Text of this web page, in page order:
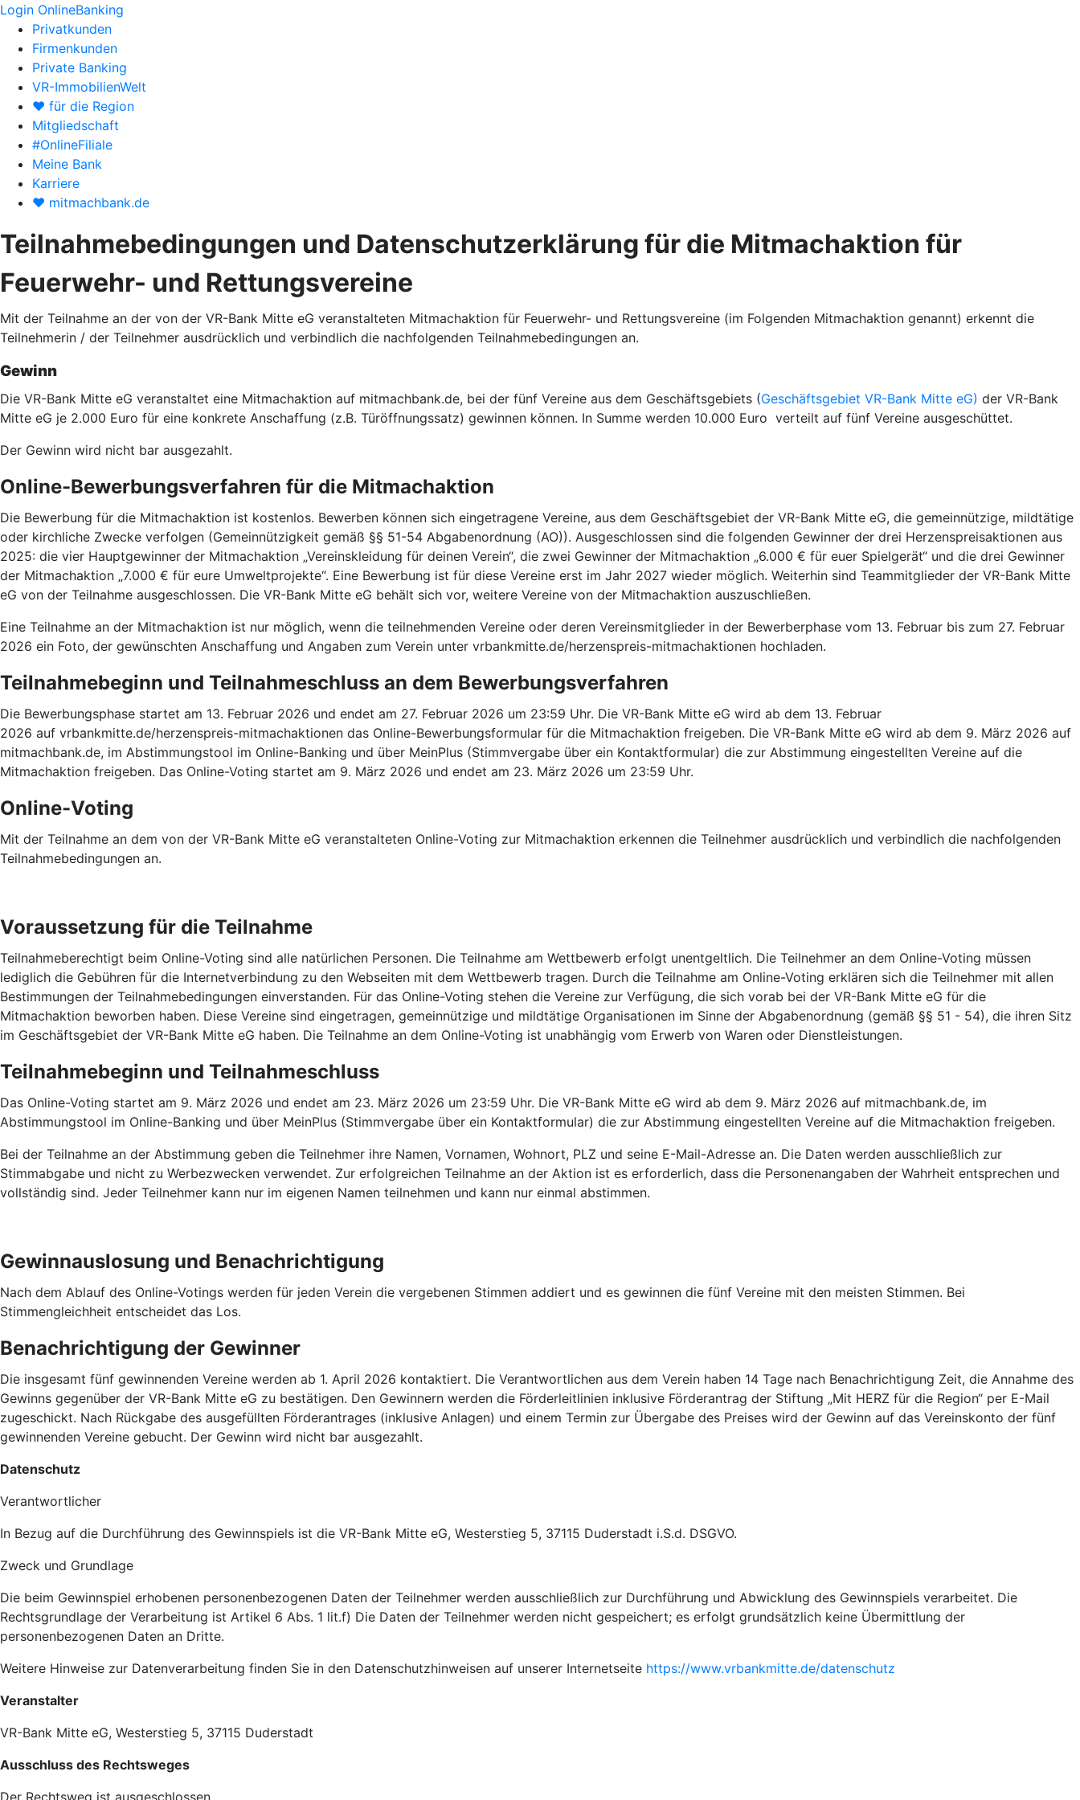
Login OnlineBanking
Privatkunden
Firmenkunden
Private Banking
VR-ImmobilienWelt
♥ für die Region
Mitgliedschaft
#OnlineFiliale
Meine Bank
Karriere
♥ mitmachbank.de
Teilnahmebedingungen und Datenschutzerklärung für die Mitmachaktion für
Feuerwehr- und Rettungsvereine
Mit der Teilnahme an der von der VR-Bank Mitte eG veranstalteten Mitmachaktion für Feuerwehr- und Rettungsvereine (im Folgenden Mitmachaktion genannt) erkennt die
Teilnehmerin / der Teilnehmer ausdrücklich und verbindlich die nachfolgenden Teilnahmebedingungen an.
Gewinn
Die VR-Bank Mitte eG veranstaltet eine Mitmachaktion auf mitmachbank.de, bei der fünf Vereine aus dem Geschäftsgebiets (Geschäftsgebiet VR-Bank Mitte eG) der VR-Bank
Mitte eG je 2.000 Euro für eine konkrete Anschaffung (z.B. Türöffnungssatz) gewinnen können. In Summe werden 10.000 Euro verteilt auf fünf Vereine ausgeschüttet.
Der Gewinn wird nicht bar ausgezahlt.
Online-Bewerbungsverfahren für die Mitmachaktion
Die Bewerbung für die Mitmachaktion ist kostenlos. Bewerben können sich eingetragene Vereine, aus dem Geschäftsgebiet der VR-Bank Mitte eG, die gemeinnützige, mildtätige
oder kirchliche Zwecke verfolgen (Gemeinnützigkeit gemäß §§ 51-54 Abgabenordnung (AO)). Ausgeschlossen sind die folgenden Gewinner der drei Herzenspreisaktionen aus
2025: die vier Hauptgewinner der Mitmachaktion „Vereinskleidung für deinen Verein“, die zwei Gewinner der Mitmachaktion „6.000 € für euer Spielgerät“ und die drei Gewinner
der Mitmachaktion „7.000 € für eure Umweltprojekte“. Eine Bewerbung ist für diese Vereine erst im Jahr 2027 wieder möglich. Weiterhin sind Teammitglieder der VR-Bank Mitte
eG von der Teilnahme ausgeschlossen. Die VR-Bank Mitte eG behält sich vor, weitere Vereine von der Mitmachaktion auszuschließen.
Eine Teilnahme an der Mitmachaktion ist nur möglich, wenn die teilnehmenden Vereine oder deren Vereinsmitglieder in der Bewerberphase vom 13. Februar bis zum 27. Februar
2026 ein Foto, der gewünschten Anschaffung und Angaben zum Verein unter vrbankmitte.de/herzenspreis-mitmachaktionen hochladen.
Teilnahmebeginn und Teilnahmeschluss an dem Bewerbungsverfahren
Die Bewerbungsphase startet am 13. Februar 2026 und endet am 27. Februar 2026 um 23:59 Uhr. Die VR-Bank Mitte eG wird ab dem 13. Februar
2026 auf vrbankmitte.de/herzenspreis-mitmachaktionen das Online-Bewerbungsformular für die Mitmachaktion freigeben. Die VR-Bank Mitte eG wird ab dem 9. März 2026 auf
mitmachbank.de, im Abstimmungstool im Online-Banking und über MeinPlus (Stimmvergabe über ein Kontaktformular) die zur Abstimmung eingestellten Vereine auf die
Mitmachaktion freigeben. Das Online-Voting startet am 9. März 2026 und endet am 23. März 2026 um 23:59 Uhr.
Online-Voting
Mit der Teilnahme an dem von der VR-Bank Mitte eG veranstalteten Online-Voting zur Mitmachaktion erkennen die Teilnehmer ausdrücklich und verbindlich die nachfolgenden
Teilnahmebedingungen an.
Voraussetzung für die Teilnahme
Teilnahmeberechtigt beim Online-Voting sind alle natürlichen Personen. Die Teilnahme am Wettbewerb erfolgt unentgeltlich. Die Teilnehmer an dem Online-Voting müssen
lediglich die Gebühren für die Internetverbindung zu den Webseiten mit dem Wettbewerb tragen. Durch die Teilnahme am Online-Voting erklären sich die Teilnehmer mit allen
Bestimmungen der Teilnahmebedingungen einverstanden. Für das Online-Voting stehen die Vereine zur Verfügung, die sich vorab bei der VR-Bank Mitte eG für die
Mitmachaktion beworben haben. Diese Vereine sind eingetragen, gemeinnützige und mildtätige Organisationen im Sinne der Abgabenordnung (gemäß §§ 51 - 54), die ihren Sitz
im Geschäftsgebiet der VR-Bank Mitte eG haben. Die Teilnahme an dem Online-Voting ist unabhängig vom Erwerb von Waren oder Dienstleistungen.
Teilnahmebeginn und Teilnahmeschluss
Das Online-Voting startet am 9. März 2026 und endet am 23. März 2026 um 23:59 Uhr. Die VR-Bank Mitte eG wird ab dem 9. März 2026 auf mitmachbank.de, im
Abstimmungstool im Online-Banking und über MeinPlus (Stimmvergabe über ein Kontaktformular) die zur Abstimmung eingestellten Vereine auf die Mitmachaktion freigeben.
Bei der Teilnahme an der Abstimmung geben die Teilnehmer ihre Namen, Vornamen, Wohnort, PLZ und seine E-Mail-Adresse an. Die Daten werden ausschließlich zur
Stimmabgabe und nicht zu Werbezwecken verwendet. Zur erfolgreichen Teilnahme an der Aktion ist es erforderlich, dass die Personenangaben der Wahrheit entsprechen und
vollständig sind. Jeder Teilnehmer kann nur im eigenen Namen teilnehmen und kann nur einmal abstimmen.
Gewinnauslosung und Benachrichtigung
Nach dem Ablauf des Online-Votings werden für jeden Verein die vergebenen Stimmen addiert und es gewinnen die fünf Vereine mit den meisten Stimmen. Bei
Stimmengleichheit entscheidet das Los.
Benachrichtigung der Gewinner
Die insgesamt fünf gewinnenden Vereine werden ab 1. April 2026 kontaktiert. Die Verantwortlichen aus dem Verein haben 14 Tage nach Benachrichtigung Zeit, die Annahme des
Gewinns gegenüber der VR-Bank Mitte eG zu bestätigen. Den Gewinnern werden die Förderleitlinien inklusive Förderantrag der Stiftung „Mit HERZ für die Region“ per E-Mail
zugeschickt. Nach Rückgabe des ausgefüllten Förderantrages (inklusive Anlagen) und einem Termin zur Übergabe des Preises wird der Gewinn auf das Vereinskonto der fünf
gewinnenden Vereine gebucht. Der Gewinn wird nicht bar ausgezahlt.
Datenschutz
Verantwortlicher
In Bezug auf die Durchführung des Gewinnspiels ist die VR-Bank Mitte eG, Westerstieg 5, 37115 Duderstadt i.S.d. DSGVO.
Zweck und Grundlage
Die beim Gewinnspiel erhobenen personenbezogenen Daten der Teilnehmer werden ausschließlich zur Durchführung und Abwicklung des Gewinnspiels verarbeitet. Die
Rechtsgrundlage der Verarbeitung ist Artikel 6 Abs. 1 lit.f) Die Daten der Teilnehmer werden nicht gespeichert; es erfolgt grundsätzlich keine Übermittlung der
personenbezogenen Daten an Dritte.
Weitere Hinweise zur Datenverarbeitung finden Sie in den Datenschutzhinweisen auf unserer Internetseite https://www.vrbankmitte.de/datenschutz
Veranstalter
VR-Bank Mitte eG, Westerstieg 5, 37115 Duderstadt
Ausschluss des Rechtsweges
Der Rechtsweg ist ausgeschlossen.